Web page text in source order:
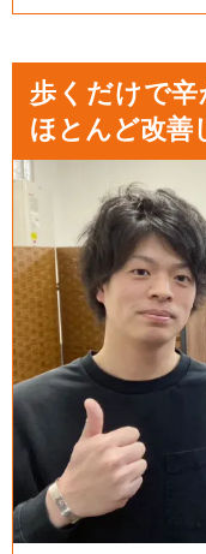
歩くだけで
ほとんど改善